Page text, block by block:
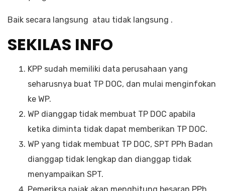
Baik secara langsung atau tidak langsung .
SEKILAS INFO
KPP sudah memiliki data perusahaan yang
seharusnya buat TP DOC, dan mulai menginfokan
ke WP.
WP dianggap tidak membuat TP DOC apabila
ketika diminta tidak dapat memberikan TP DOC.
WP yang tidak membuat TP DOC, SPT PPh Badan
dianggap tidak lengkap dan dianggap tidak
menyampaikan SPT.